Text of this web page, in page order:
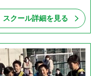
スクール詳細を見る